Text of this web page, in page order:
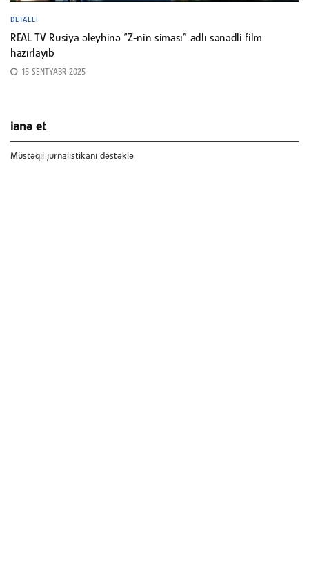
DETALLI
REAL TV Rusiya əleyhinə “Z-nin siması” adlı sənədli film
hazırlayıb
15 SENTYABR 2025
ianə et
Müstəqil jurnalistikanı dəstəklə